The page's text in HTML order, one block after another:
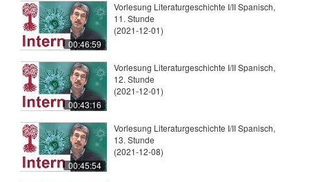
00:46:59
Vorlesung Literaturgeschichte I/II Spanisch,
11. Stunde
(2021-12-01)
00:43:16
Vorlesung Literaturgeschichte I/II Spanisch,
12. Stunde
(2021-12-01)
00:45:54
Vorlesung Literaturgeschichte I/II Spanisch,
13. Stunde
(2021-12-08)